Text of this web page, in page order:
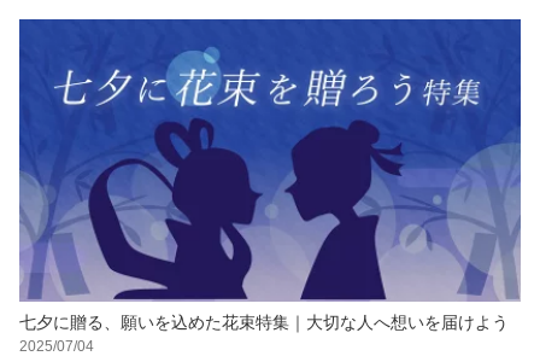
七夕に贈る、願いを込めた花束特集｜大切な人へ想いを届けよう
2025/07/04